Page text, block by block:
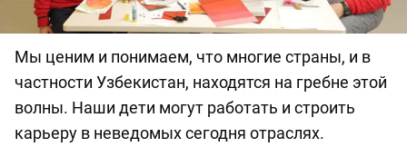
Мы ценим и понимаем, что многие страны, и в
частности Узбекистан, находятся на гребне этой
волны. Наши дети могут работать и строить
карьеру в неведомых сегодня отраслях.